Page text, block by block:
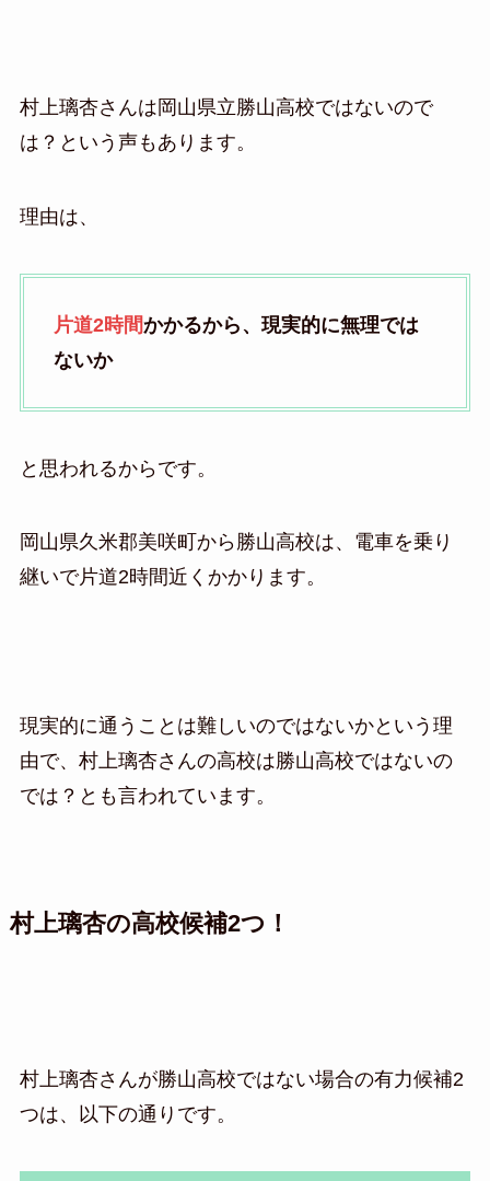
村上璃杏さんは岡山県立勝山高校ではないので
は？という声もあります。
理由は、
片道2時間かかるから、現実的に無理では
ないか
と思われるからです。
岡山県久米郡美咲町から勝山高校は、電車を乗り
継いで片道2時間近くかかります。
現実的に通うことは難しいのではないかという理
由で、村上璃杏さんの高校は勝山高校ではないの
では？とも言われています。
村上璃杏の高校候補2つ！
村上璃杏さんが勝山高校ではない場合の有力候補2
つは、以下の通りです。